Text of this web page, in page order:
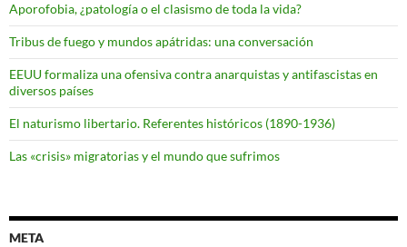
Aporofobia, ¿patología o el clasismo de toda la vida?
Tribus de fuego y mundos apátridas: una conversación
EEUU formaliza una ofensiva contra anarquistas y antifascistas en
diversos países
El naturismo libertario. Referentes históricos (1890-1936)
Las «crisis» migratorias y el mundo que sufrimos
META